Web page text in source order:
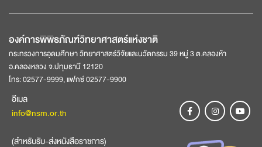
องค์การพิพิธภัณฑ์วิทยาศาสตร์แห่งชาติ
กระทรวงการอุดมศึกษา วิทยาศาสตร์วิจัยและนวัตกรรม 39 หมู่ 3 ต.คลองห้า
อ.คลองหลวง จ.ปทุมธานี 12120
โทร: 02577-9999, แฟกซ์ 02577-9900
อีเมล
info@nsm.or.th
(สำหรับรับ-ส่งหนังสือราชการ)